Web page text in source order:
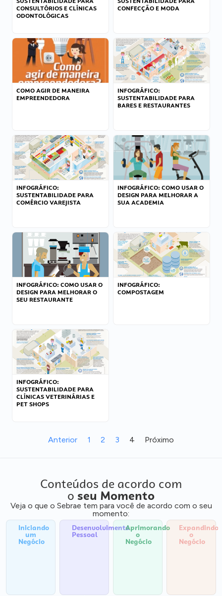
CONSULTÓRIOS E CLÍNICAS
ODONTOLÓGICAS
CONFECÇÃO E MODA
COMO AGIR DE MANEIRA
EMPREENDEDORA
INFOGRÁFICO:
SUSTENTABILIDADE PARA
BARES E RESTAURANTES
INFOGRÁFICO:
SUSTENTABILIDADE PARA
COMÉRCIO VAREJISTA
INFOGRÁFICO: COMO USAR O
DESIGN PARA MELHORAR A
SUA ACADEMIA
INFOGRÁFICO: COMO USAR O
DESIGN PARA MELHORAR O
SEU RESTAURANTE
INFOGRÁFICO:
COMPOSTAGEM
INFOGRÁFICO:
SUSTENTABILIDADE PARA
CLÍNICAS VETERINÁRIAS E
PET SHOPS
Anterior 1 2 3 4 Próximo
Conteúdos de acordo com
o seu Momento
Veja o que o Sebrae tem para você de acordo com o seu
momento:
Iniciando
um
Negócio
Desenvolvimento
Pessoal
Aprimorando
o
Negócio
Expandindo
o
Negócio